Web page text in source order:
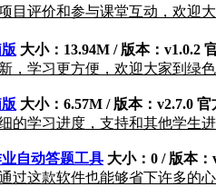
目评价和参与课堂互动，欢迎
大小：13.94M / 版本：v1.0.2
，学习更方便，欢迎大家到绿
大小：6.57M / 版本：v2.7.0 官
的学习进度，支持和其他学生
自动答题工具 大小：0 / 版本：
过这款软件也能够省下许多的